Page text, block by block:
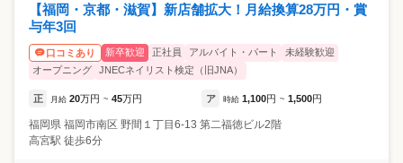
【福岡・京都・滋賀】新店舗拡大！月給換算28万円・賞
与年3回
口コミあり 新卒歓迎 正社員 アルバイト・パート
未経験歓迎
オープニング
JNECネイリスト検定（旧JNA）
正 月給 20万円 ~ 45万円 ア 時給 1,100円 ~ 1,500円
福岡県 福岡市南区 野間１丁目6-13 第二福徳ビル2階
高宮駅 徒歩6分